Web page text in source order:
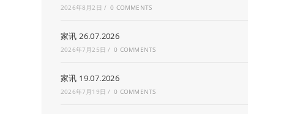
2026年8月2日 / 0 COMMENTS
家讯 26.07.2026
2026年7月25日 / 0 COMMENTS
家讯 19.07.2026
2026年7月19日 / 0 COMMENTS